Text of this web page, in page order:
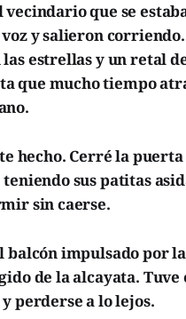
que se
y salieron
estrellas y un retal
que mucho tiempo
hecho. Cerré la
sus patitas
sin caerse.
impulsado por
de la alcayata. Tuve
perderse a lo lejos.